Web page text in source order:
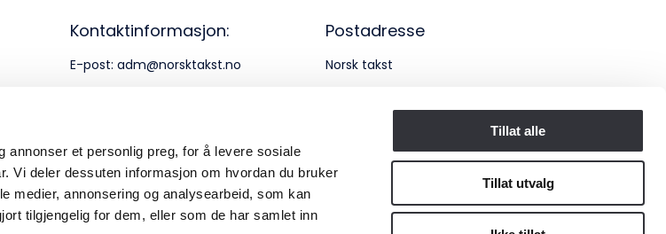
annonser et personlig preg, for å levere sosiale
Vi deler dessuten informasjon om hvordan du bruker
medier, annonsering og analysearbeid, som kan
tilgjengelig for dem, eller som de har samlet inn
Tillat alle
Tillat utvalg
Organisasjonsnummer:
956 955 211
Kontaktinformasjon:
E-post: adm@norsktakst.no
Postadresse
Norsk takst
Organisasjonsnummer:
956 955 211